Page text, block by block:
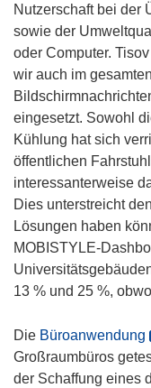
Nutzerschaft bei der
sowie der
oder Computer.
wir auch im
eingesetzt. Sowohl
Kühlung hat sich
öffentlichen
interessanterweise
Dies unterstreicht
Lösungen haben
MOBISTYLE-
13 % und 25 %,
Die Büroanwendung
f
Großraumbüros
der Schaffung eines